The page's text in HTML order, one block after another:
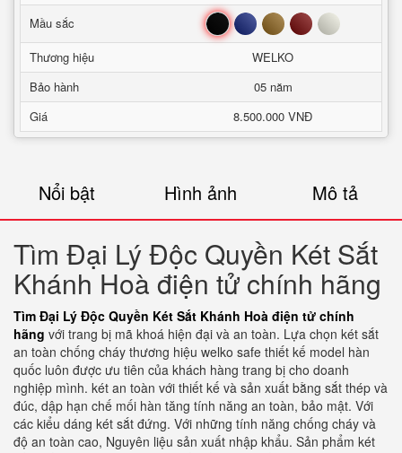
Mầu sắc Đen Xanh Nâu Đỏ Trắng
Thương hiệu
WELKO
Bảo hành
05 năm
Giá
8.500.000 VNĐ
Nổi bật Hình ảnh Mô tả
Tìm Đại Lý Độc Quyền Két Sắt
Khánh Hoà điện tử chính hãng
Tìm Đại Lý Độc Quyền Két Sắt Khánh Hoà điện tử chính
hãng với trang bị mã khoá hiện đại và an toàn. Lựa chọn két sắt
an toàn chống cháy thương hiệu welko safe thiết kế model hàn
quốc luôn được ưu tiên của khách hàng trang bị cho doanh
nghiệp mình. két an toàn với thiết kế và sản xuất bằng sắt thép và
đúc, dập hạn chế mối hàn tăng tính năng an toàn, bảo mật. Với
các kiểu dáng két sắt đứng. Với những tính năng chống cháy và
độ an toàn cao, Nguyên liệu sản xuất nhập khẩu. Sản phẩm két